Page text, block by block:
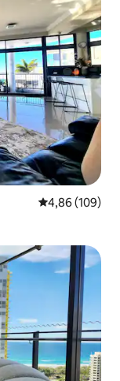
4,86 av 5 i
4,86 (109)